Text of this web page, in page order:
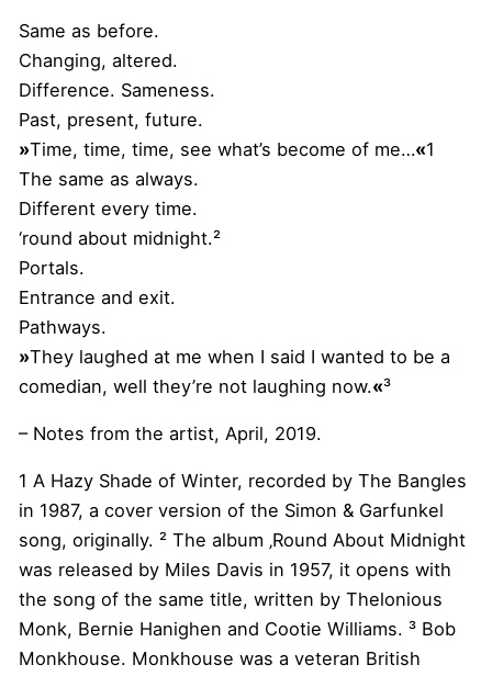
Same as before.
Changing, altered.
Difference. Sameness.
Past, present, future.
»Time, time, time, see what’s become of me…«1
The same as always.
Different every time.
‘round about midnight.²
Portals.
Entrance and exit.
Pathways.
»They laughed at me when I said I wanted to be a
comedian, well they’re not laughing now.«³
– Notes from the artist, April, 2019.
1 A Hazy Shade of Winter, recorded by The Bangles
in 1987, a cover version of the Simon & Garfunkel
song, originally. ² The album ‚Round About Midnight
was released by Miles Davis in 1957, it opens with
the song of the same title, written by Thelonious
Monk, Bernie Hanighen and Cootie Williams. ³ Bob
Monkhouse. Monkhouse was a veteran British